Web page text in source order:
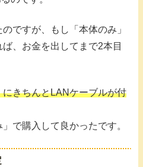
ですが、もし「本体のみ」
、お金を出してまで2本目
にきちんとLANケーブルが付
で購入して良かったです。